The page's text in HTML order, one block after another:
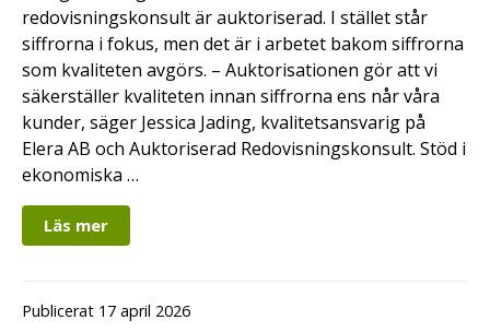
redovisningskonsult är auktoriserad. I stället står
siffrorna i fokus, men det är i arbetet bakom siffrorna
som kvaliteten avgörs. – Auktorisationen gör att vi
säkerställer kvaliteten innan siffrorna ens når våra
kunder, säger Jessica Jading, kvalitetsansvarig på
Elera AB och Auktoriserad Redovisningskonsult. Stöd i
ekonomiska …
Läs mer
Publicerat 17 april 2026